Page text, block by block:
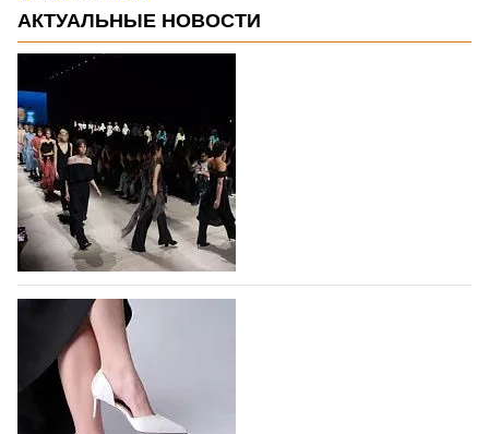
АКТУАЛЬНЫЕ НОВОСТИ
На участие в Московской неделе моды
подано 1047 заявок
На участие в седьмой Московской неделе моды,
которая пройдет в российской столице с 26 сентября